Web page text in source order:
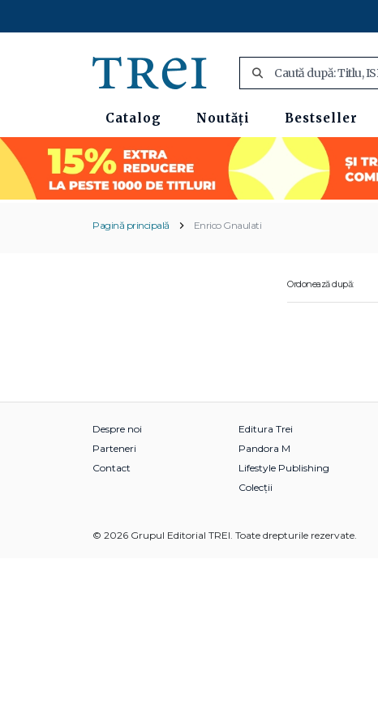
Catalog Noutăți Bestseller
Pagină principală Enrico Gnaulati
Ordonează după:
Despre noi
Parteneri
Contact
Editura Trei
Pandora M
Lifestyle Publishing
Colecții
© 2026 Grupul Editorial TREI. Toate drepturile rezervate.